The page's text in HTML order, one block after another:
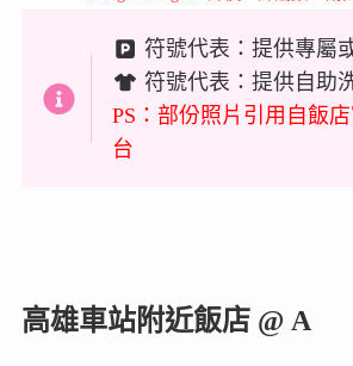
符號代表：提供專屬
符號代表：提供自助
PS：部份照片引用自飯
台
高雄車站附近飯店 @ A